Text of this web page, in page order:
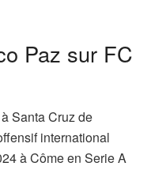
Paz sur FC
Santa Cruz de
international
à Côme en Serie A